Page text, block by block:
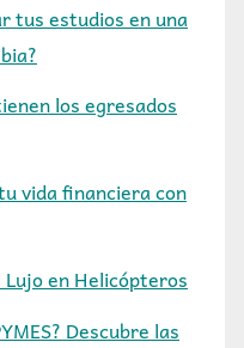
tus estudios en una
los egresados
vida financiera con
en Helicópteros
Descubre las